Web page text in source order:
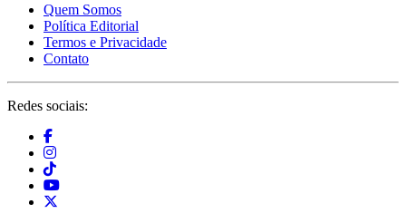
Quem Somos
Política Editorial
Termos e Privacidade
Contato
Redes sociais: